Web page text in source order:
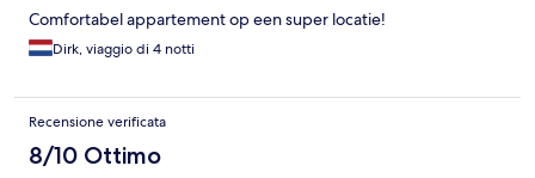
Comfortabel appartement op een super locatie!
Dirk, viaggio di 4 notti
Recensione verificata
8/10 Ottimo